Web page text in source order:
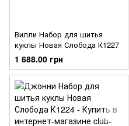
Вилли Набор для шитья
куклы Новая Слобода К1227
1 688.00 грн